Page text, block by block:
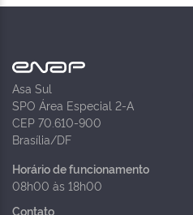
Asa Sul
SPO Área Especial 2-A
CEP 70.610-900
Brasília/DF
Horário de funcionamento
08h00 às 18h00
Contato